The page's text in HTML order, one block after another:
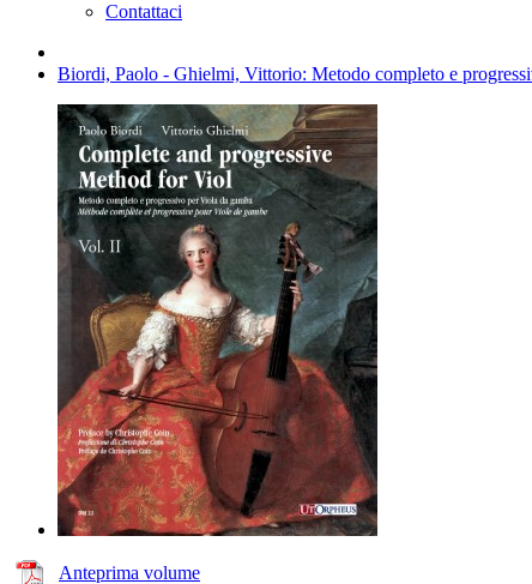
Contattaci
Biordi, Paolo - Ghielmi, Vittorio: Metodo completo e
Anteprima volume